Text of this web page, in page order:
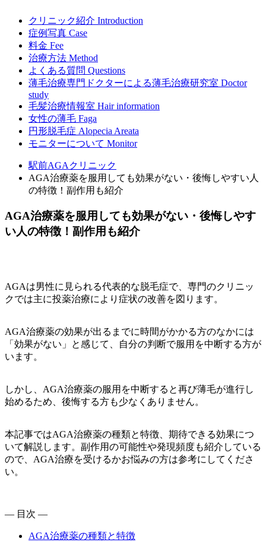
クリニック紹介 Introduction
症例写真 Case
料金 Fee
治療方法 Method
よくある質問 Questions
薄毛治療専門ドクターによる薄毛治療研究室 Doctor
study
毛髪治療情報室 Hair information
女性の薄毛 Faga
円形脱毛症 Alopecia Areata
モニターについて Monitor
駅前AGAクリニック
AGA治療薬を服用しても効果がない・後悔しやすい人
の特徴！副作用も紹介
AGA治療薬を服用しても効果がない・後悔しやす
い人の特徴！副作用も紹介
AGAは男性に見られる代表的な脱毛症で、専門のクリニッ
クでは主に投薬治療により症状の改善を図ります。
AGA治療薬の効果が出るまでに時間がかかる方のなかには
「効果がない」と感じて、自分の判断で服用を中断する方が
います。
しかし、AGA治療薬の服用を中断すると再び薄毛が進行し
始めるため、後悔する方も少なくありません。
本記事ではAGA治療薬の種類と特徴、期待できる効果につ
いて解説します。副作用の可能性や発現頻度も紹介している
ので、AGA治療を受けるかお悩みの方は参考にしてくださ
い。
— 目次 —
AGA治療薬の種類と特徴